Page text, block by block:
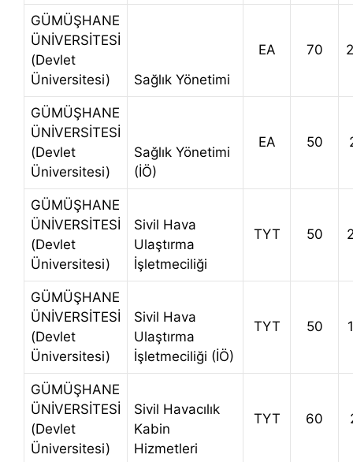
GÜMÜŞHANE
ÜNİVERSİTESİ
(Devlet
Üniversitesi)
Sağlık Yönetimi
EA 70
GÜMÜŞHANE
ÜNİVERSİTESİ
(Devlet
Üniversitesi)
Sağlık Yönetimi
(İÖ)
EA 50
GÜMÜŞHANE
ÜNİVERSİTESİ
(Devlet
Üniversitesi)
Sivil Hava
Ulaştırma
İşletmeciliği
TYT 50
GÜMÜŞHANE
ÜNİVERSİTESİ
(Devlet
Üniversitesi)
Sivil Hava
Ulaştırma
İşletmeciliği (İÖ)
TYT 50
GÜMÜŞHANE
ÜNİVERSİTESİ
(Devlet
Üniversitesi)
Sivil Havacılık
Kabin
Hizmetleri
TYT 60